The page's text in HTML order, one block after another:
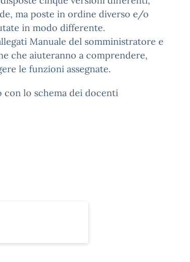
ma poste in ordine diverso e/o
in modo differente.
Manuale del somministratore e
che aiuteranno a comprendere,
le funzioni assegnate.
lo schema dei docenti